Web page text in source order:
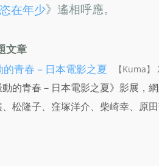
恣在年少》遙相呼應。
文章
青春－日本電影之夏 【Kuma
動的青春－日本電影之夏》影展
松隆子、窪塚洋介、柴崎幸、原